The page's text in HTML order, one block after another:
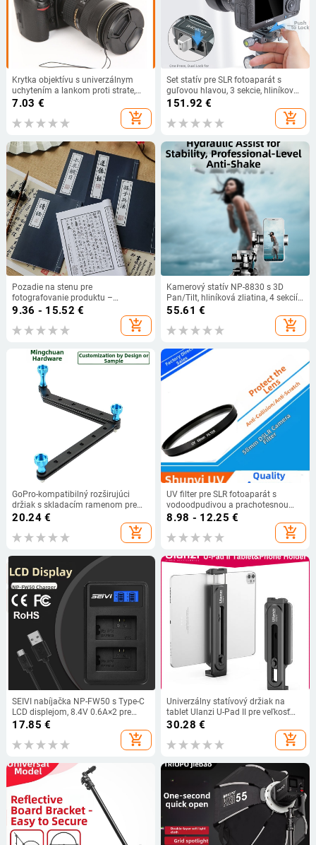
Krytka objektívu s univerzálnym
uchytením a lankom proti strate,
OEM výroba, balené v vreckách
7.03 €
add_shopping_cart
Set statív pre SLR fotoaparát s
guľovou hlavou, 3 sekcie, hliníková
zliatina, platňa s rýchlym
151.92 €
add_shopping_cart
Pozadie na stenu pre
fotografovanie produktu –
inšpirované starou knihou, ozdobný
9.36 - 15.52 €
add_shopping_cart
Kamerový statív NP-8830 s 3D
Pan/Tilt, hliníková zliatina, 4 sekcií,
nosnosť 2–5 kg, doska rýchleho
55.61 €
add_shopping_cart
GoPro-kompatibilný rozširujúci
držiak s skladacím ramenom pre
akčné kamery, hliníková zliatina,
0,13 kg, uvedený v roku 2017
20.24€
add_shopping_cart
UV filter pre SLR fotoaparát s
vodoodpudivou a prachotesnou
úpravou, viacvrstvové UV vrstvy,
model SY-005, OEM spracovanie
8.98 - 12.25 €
add_shopping_cart
SEIVI nabíjačka NP-FW50 s Type-C
LCD displejom, 8.4V 0.6A×2 pre
batériu Sony FW50
17.85 €
add_shopping_cart
Univerzálny statívový držiak na
tablet Ulanzi U-Pad II pre veľkosť
100 mm – 230 mm pre iPad Air Pro
Mini s 1/4 skrutkou a studenou
päticou pre mikrofón.
30.28 €
add_shopping_cart